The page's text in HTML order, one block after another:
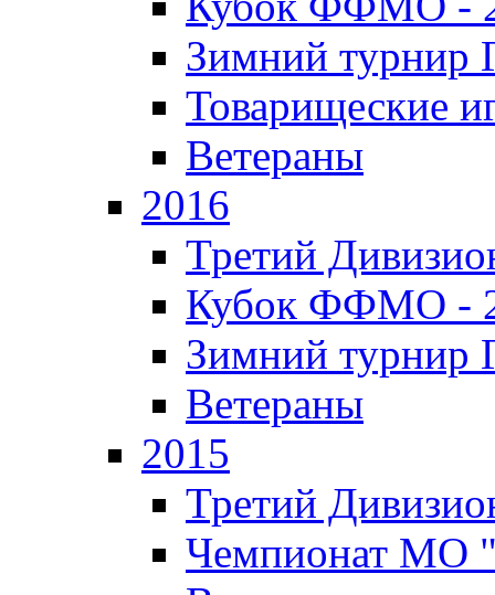
Зимний турнир
Товарищеские
Ветераны
2016
Третий
Кубок ФФМО -
Зимний турнир
Ветераны
2015
Третий
Чемпионат МО